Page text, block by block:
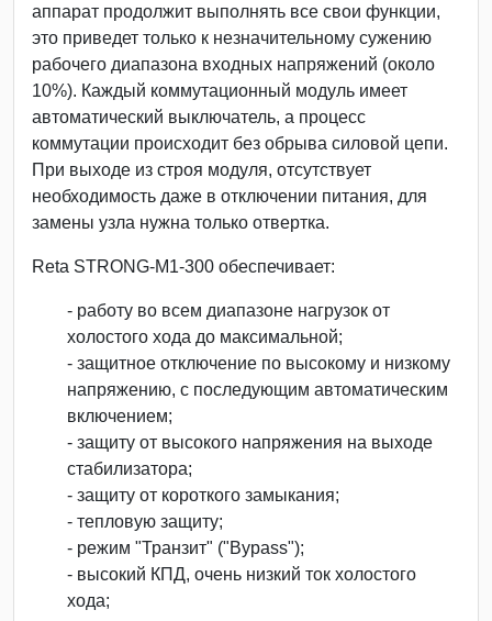
аппарат продолжит выполнять все свои функции,
это приведет только к незначительному сужению
рабочего диапазона входных напряжений (около
10%). Каждый коммутационный модуль имеет
автоматический выключатель, а процесс
коммутации происходит без обрыва силовой цепи.
При выходе из строя модуля, отсутствует
необходимость даже в отключении питания, для
замены узла нужна только отвертка.
Reta STRONG-М1-300 обеспечивает:
- работу во всем диапазоне нагрузок от
холостого хода до максимальной;
- защитное отключение по высокому и низкому
напряжению, с последующим автоматическим
включением;
- защиту от высокого напряжения на выходе
стабилизатора;
- защиту от короткого замыкания;
- тепловую защиту;
- режим "Транзит" ("Bypass");
- высокий КПД, очень низкий ток холостого
хода;